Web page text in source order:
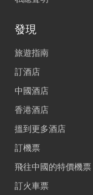
發現
旅遊指南
訂酒店
中國酒店
香港酒店
搵到更多酒店
訂機票
飛往中國的特價機票
訂火車票